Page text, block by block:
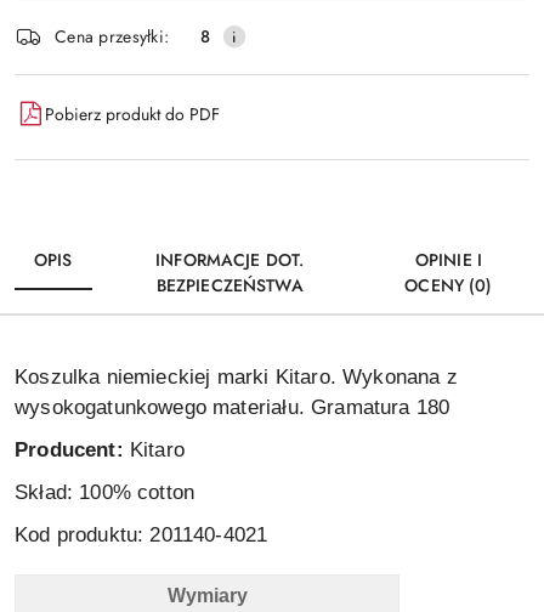
Wyślij
i
dostawa
Cena przesyłki: 8
Pobierz produkt do PDF
OPIS
INFORMACJE DOT.
BEZPIECZEŃSTWA
OPINIE I
OCENY (0)
Koszulka niemieckiej marki Kitaro. Wykonana z
wysokogatunkowego materiału. Gramatura 180
Producent: Kitaro
Skład: 100% cotton
Kod produktu: 201140-4021
Wymiary